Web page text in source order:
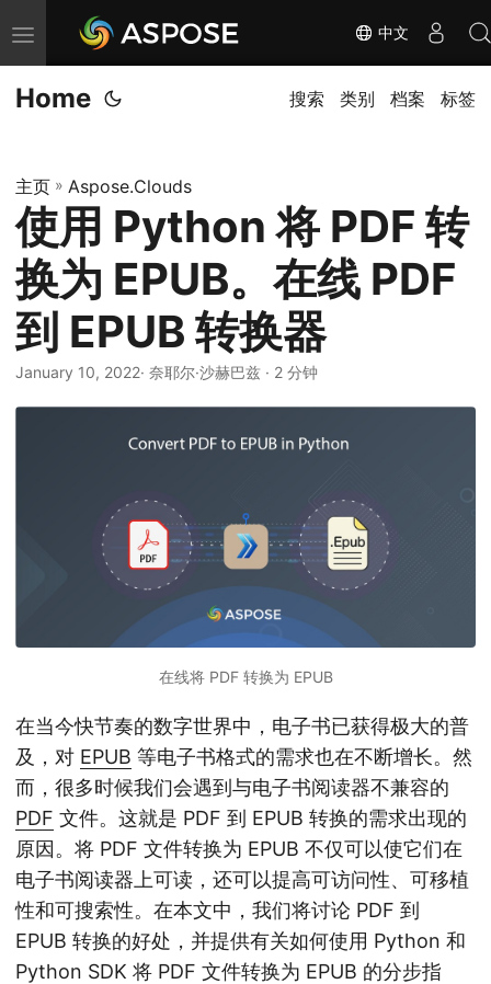
切
换
导
中文
Home 搜索 类别 档案 标签
主页 » Aspose.Clouds
使用 Python 将 PDF 转
换为 EPUB。在线 PDF
到 EPUB 转换器
January 10, 2022· 奈耶尔·沙赫巴兹 · 2 分钟
在线将 PDF 转换为 EPUB
在当今快节奏的数字世界中，电子书已获得极大的普
及，对 EPUB 等电子书格式的需求也在不断增长。然
而，很多时候我们会遇到与电子书阅读器不兼容的
PDF 文件。这就是 PDF 到 EPUB 转换的需求出现的
原因。将 PDF 文件转换为 EPUB 不仅可以使它们在
电子书阅读器上可读，还可以提高可访问性、可移植
性和可搜索性。在本文中，我们将讨论 PDF 到
EPUB 转换的好处，并提供有关如何使用 Python 和
Python SDK 将 PDF 文件转换为 EPUB 的分步指